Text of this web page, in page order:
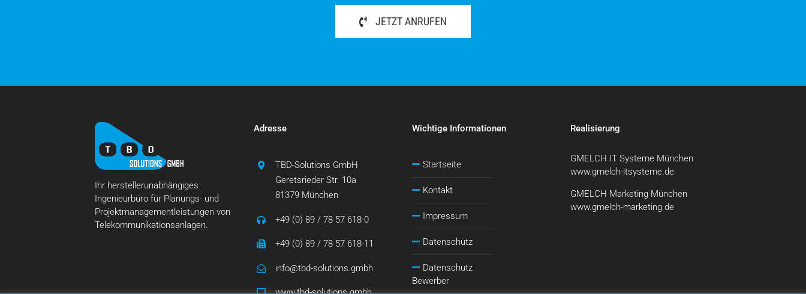
JETZT ANRUFEN
Ihr herstellerunabhängiges
Ingenieurbüro für Planungs- und
Projektmanagementleistungen von
Telekommunikationsanlagen.
Adresse
TBD-Solutions GmbH
Geretsrieder Str. 10a
81379 München
+49 (0) 89 / 78 57 618-0
+49 (0) 89 / 78 57 618-11
info@tbd-solutions.gmbh
Wichtige Informationen
Startseite
Kontakt
Impressum
Datenschutz
Datenschutz
Bewerber
Realisierung
GMELCH IT Systeme München
www.gmelch-itsysteme.de
GMELCH Marketing München
www.gmelch-marketing.de